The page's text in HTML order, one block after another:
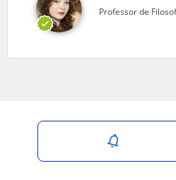
Professor de